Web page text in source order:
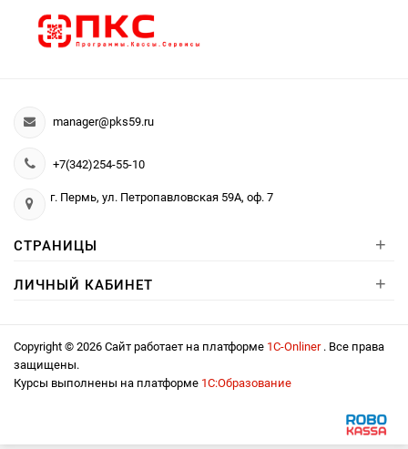
manager@pks59.ru
+7(342)254-55-10
г. Пермь, ул. Петропавловская 59А, оф. 7
СТРАНИЦЫ +
ЛИЧНЫЙ КАБИНЕТ +
Copyright © 2026 Сайт работает на платформе 1С-Onliner . Все права
защищены.
Курсы выполнены на платформе 1С:Образование